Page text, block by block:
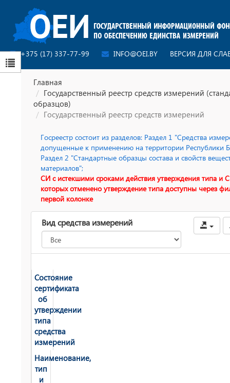
+375 (17) 337-77-99 INFO@OEI.BY ВЕРСИЯ ДЛЯ
Главная
Государственный реестр средств измерений
образцов)
Государственный реестр средств измерений
Госреестр состоит из разделов: Раздел 1 "Средства
допущенные к применению на территории Республики
Раздел 2 "Стандартные образцы состава и свойств
материалов";
СИ с истекшими сроками действия утверждения типа и
которых отменено утверждение типа доступны через
первой колонке
Вид средства измерений
Состояние
сертификата
об
утверждении
типа
средства
измерений
Наименование,
тип
и